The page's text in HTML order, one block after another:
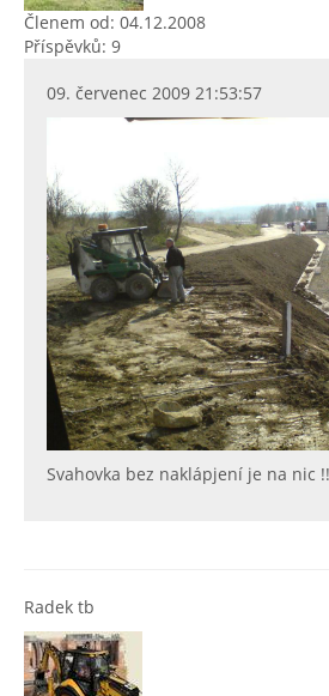
Členem od: 04.12.2008
Příspěvků: 9
09. červenec 2009 21:53:57
Svahovka bez naklápjení je na nic
Radek tb